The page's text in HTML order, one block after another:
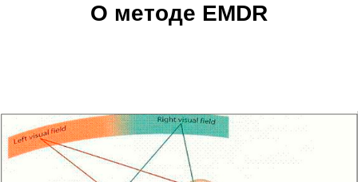
О методе EMDR